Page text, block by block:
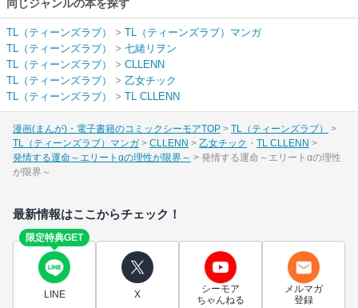
同じジャンルの本を探す
TL（ティーンズラブ） > TL（ティーンズラブ）マンガ
TL（ティーンズラブ）
> 七緒リヲン
TL（ティーンズラブ）
> CLLENN
TL（ティーンズラブ）
> 乙女チック
TL（ティーンズラブ）
> TL CLLENN
漫画(まんが)・電子書籍のコミックシーモアTOP
TL（ティーンズラブ）
TL（ティーンズラブ）マンガ
CLLENN 乙女チック
TL CLLENN
発情する運命～エリートαの理性が限界～
発情する運命～エリートαの理性
が限界～
最新情報はここからチェック！
限定特典GET
LINE X
シーモア
ちゃんねる
メルマガ
登録